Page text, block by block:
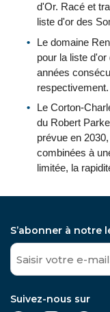
d'Or. Racé et
liste d'or des
Le domaine
pour la liste
années
respectivement.
Le Corton-
du Robert
prévue en
combinées à
limitée, la
S’abonner à notre
Suivez-nous sur